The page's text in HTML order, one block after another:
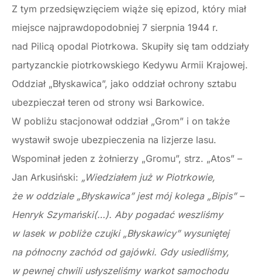
Z tym przedsięwzięciem wiąże się epizod, który miał
miejsce najprawdopodobniej 7 sierpnia 1944 r.
nad Pilicą opodal Piotrkowa. Skupiły się tam oddziały
partyzanckie piotrkowskiego Kedywu Armii Krajowej.
Oddział „Błyskawica”, jako oddział ochrony sztabu
ubezpieczał teren od strony wsi Barkowice.
W pobliżu stacjonował oddział „Grom” i on także
wystawił swoje ubezpieczenia na lizjerze lasu.
Wspominał jeden z żołnierzy „Gromu”, strz. „Atos” –
Jan Arkusiński: „Wiedziałem już w Piotrkowie,
że w oddziale „Błyskawica” jest mój kolega „Bipis” –
Henryk Szymański(…). Aby pogadać weszliśmy
w lasek w pobliże czujki „Błyskawicy” wysuniętej
na północny zachód od gajówki. Gdy usiedliśmy,
w pewnej chwili usłyszeliśmy warkot samochodu